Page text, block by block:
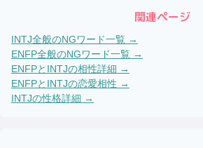
関連ページ
INTJ全般のNGワード一覧 →
ENFP全般のNGワード一覧 →
ENFPと INTJの相性詳細 →
ENFPと INTJの恋愛相性 →
INTJの性格詳細 →